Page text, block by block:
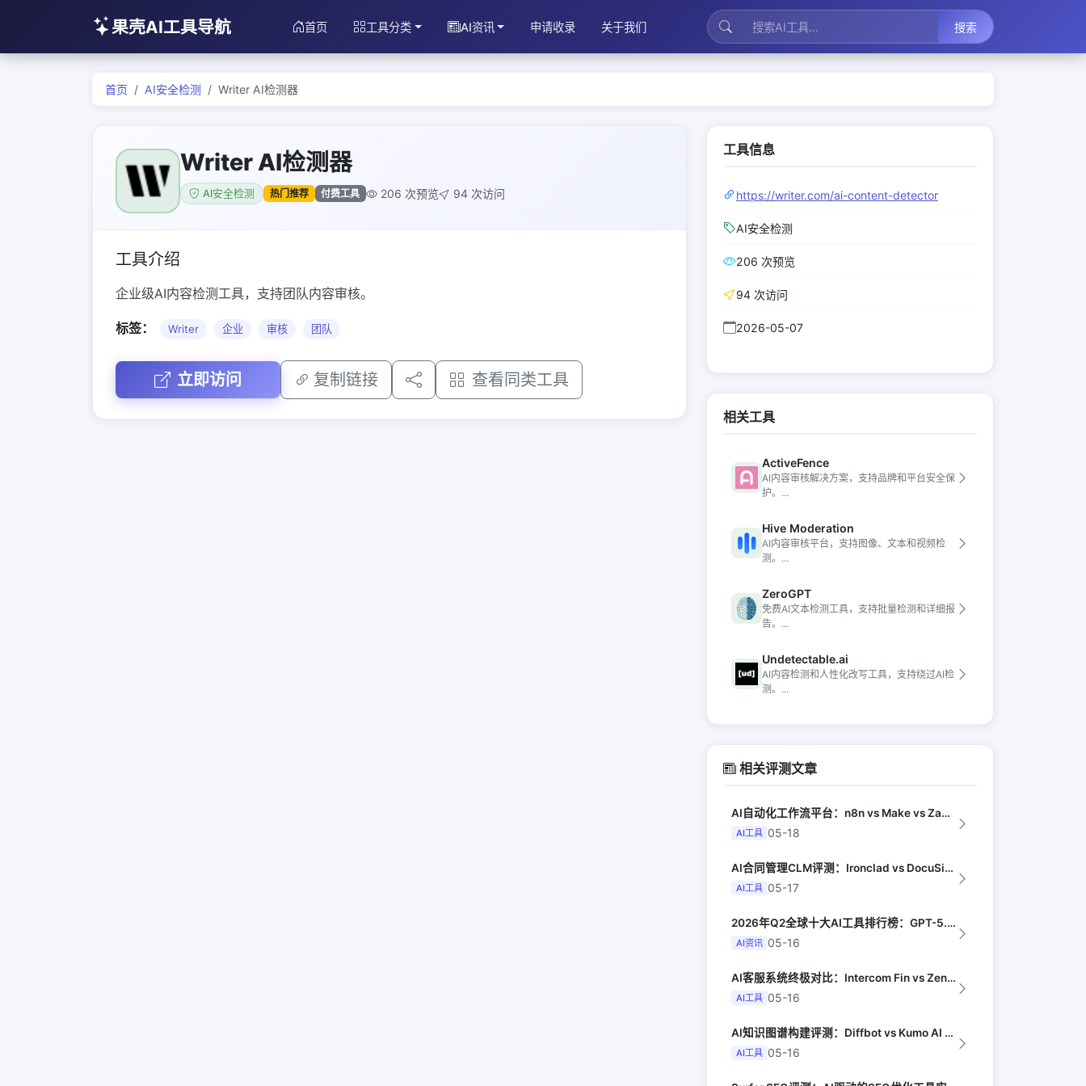
果壳AI工具导航 首页 工具分类 AI资讯 申请收录 关于我们 搜索
首页 AI安全检测 Writer AI检测器
Writer AI检测器
AI安全检测 热门推荐 付费工具 206 次预览 94 次访问
工具介绍
企业级AI内容检测工具，支持团队内容审核。
标签： Writer 企业 审核 团队
立即访问 复制链接 查看同类工具
工具信息
https://writer.com/ai-content-detector
AI安全检测
206 次预览
94 次访问
2026-05-07
相关工具
ActiveFence
AI内容审核解决方案，支持品牌和平台安全保
护。...
Hive Moderation
AI内容审核平台，支持图像、文本和视频检
测。...
ZeroGPT
免费AI文本检测工具，支持批量检测和详细报
告。...
Undetectable.ai
AI内容检测和人性化改写工具，支持绕过AI检
测。...
相关评测文章
AI自动化工作流平台：n8n vs Make vs Zapier AI对比（Au...
AI工具 05-18
AI合同管理CLM评测：Ironclad vs DocuSign AI vs I...
AI工具 05-17
2026年Q2全球十大AI工具排行榜：GPT-5.4领跑，Claude Opus...
AI资讯 05-16
AI客服系统终极对比：Intercom Fin vs Zendesk AI vs...
AI工具 05-16
AI知识图谱构建评测：Diffbot vs Kumo AI vs Stardog...
AI工具 05-16